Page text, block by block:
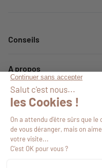
Conseils
A propos
Services
Suivez-nous